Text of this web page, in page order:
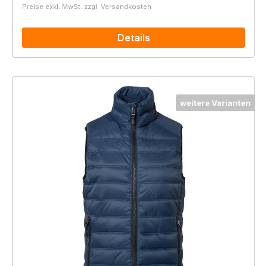
Preise exkl. MwSt. zzgl. Versandkosten
Details
weitere Varianten